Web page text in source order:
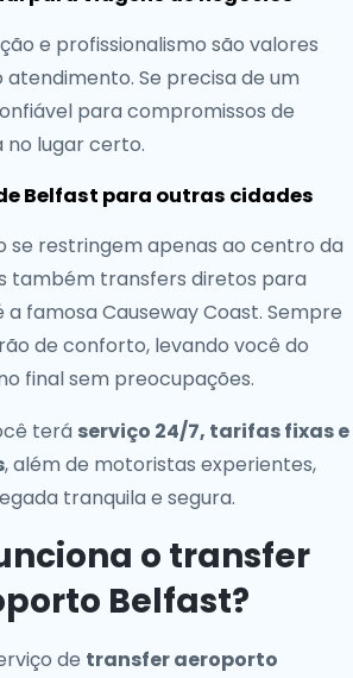
e profissionalismo são valores
atendimento. Se precisa de um
para compromissos de
lugar certo.
Belfast para outras cidades
se restringem apenas ao centro da
também transfers diretos para
a famosa Causeway Coast. Sempre
de conforto, levando você do
final sem preocupações.
terá serviço 24/7, tarifas fixas e
, além de motoristas experientes,
tranquila e segura.
o transfer
Belfast?
de transfer aeroporto